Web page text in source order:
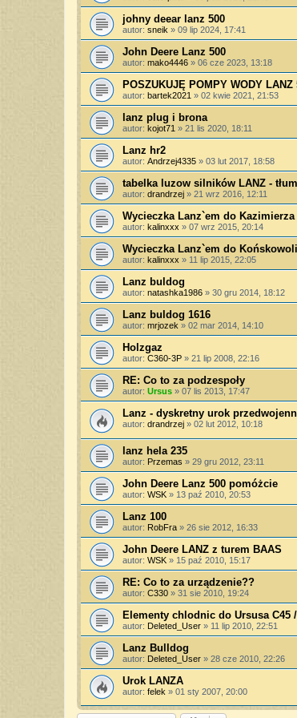
johny deear lanz 500
autor: sneik » 09 lip 2024, 17:41
John Deere Lanz 500
autor: mako4446 » 06 cze 2023, 13:18
POSZUKUJĘ POMPY WODY
autor: bartek2021 » 02 kwie 2021, 21:53
lanz plug i brona
autor: kojot71 » 21 lis 2020, 18:11
Lanz hr2
autor: Andrzej4335 » 03 lut 2017, 18:58
tabelka luzow silników LANZ -
autor: drandrzej » 21 wrz 2016, 12:11
Wycieczka Lanz`em do
autor: kalinxxx » 07 wrz 2015, 20:14
Wycieczka Lanz`em do Końskowoli
autor: kalinxxx » 11 lip 2015, 22:05
Lanz buldog
autor: natashka1986 » 30 gru 2014, 18:12
Lanz buldog 1616
autor: mrjozek » 02 mar 2014, 14:10
Holzgaz
autor: C360-3P » 21 lip 2008, 22:16
RE: Co to za podzespoły
autor: Ursus » 07 lis 2013, 17:47
Lanz - dyskretny urok
autor: drandrzej » 02 lut 2012, 10:18
lanz hela 235
autor: Przemas » 29 gru 2012, 23:11
John Deere Lanz 500 pomóżcie
autor: WSK » 13 paź 2010, 20:53
Lanz 100
autor: RobFra » 26 sie 2012, 16:33
John Deere LANZ z turem BAAS
autor: WSK » 15 paź 2010, 15:17
RE: Co to za urządzenie??
autor: C330 » 31 sie 2010, 19:24
Elementy chlodnic do Ursusa C45
autor: Deleted_User » 11 lip 2010, 22:51
Lanz Bulldog
autor: Deleted_User » 28 cze 2010, 22:26
Urok LANZA
autor: felek » 01 sty 2007, 20:00